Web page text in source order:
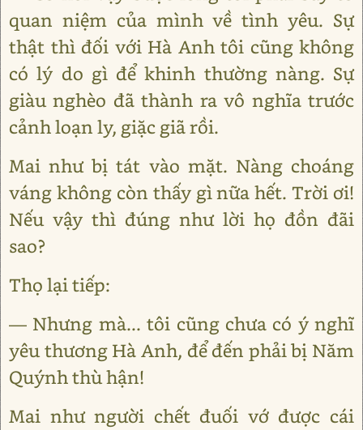
quan niệm của mình về tình yêu. Sự
thật thì đối với Hà Anh tôi cũng không
có lý do gì để khinh thường nàng. Sự
giàu nghèo đã thành ra vô nghĩa trước
cảnh loạn ly, giặc giã rồi.
Mai như bị tát vào mặt. Nàng choáng
váng không còn thấy gì nữa hết. Trời ơi!
Nếu vậy thì đúng như lời họ đồn đãi
sao?
Thọ lại tiếp:
— Nhưng mà... tôi cũng chưa có ý nghĩ
yêu thương Hà Anh, để đến phải bị Năm
Quýnh thù hận!
Mai như người chết đuối vớ được cái